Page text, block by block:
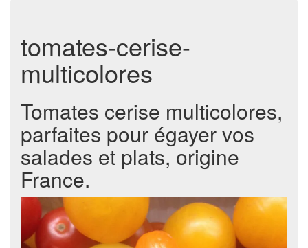
tomates-cerise-
multicolores
Tomates cerise multicolores,
parfaites pour égayer vos
salades et plats, origine
France.